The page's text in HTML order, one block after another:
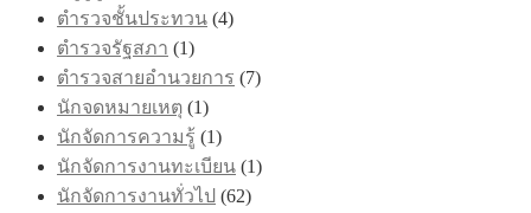
ตำรวจชั้นประทวน (4)
ตำรวจรัฐสภา (1)
ตำรวจสายอำนวยการ (7)
นักจดหมายเหตุ (1)
นักจัดการความรู้ (1)
นักจัดการงานทะเบียน (1)
นักจัดการงานทั่วไป (62)